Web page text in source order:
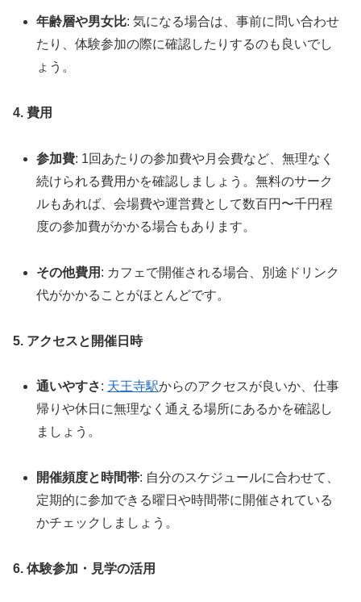
年齢層や男女比: 気になる場合は、事前に問い合わせ
たり、体験参加の際に確認したりするのも良いでし
ょう。
4. 費用
参加費: 1回あたりの参加費や月会費など、無理なく
続けられる費用かを確認しましょう。無料のサーク
ルもあれば、会場費や運営費として数百円〜千円程
度の参加費がかかる場合もあります。
その他費用 : カフェで開催される場合、別途ドリンク
代がかかることがほとんどです。
5. アクセスと開催日時
通いやすさ: 天王寺駅からのアクセスが良いか、仕事
帰りや休日に無理なく通える場所にあるかを確認し
ましょう。
開催頻度と時間帯: 自分のスケジュールに合わせて、
定期的に参加できる曜日や時間帯に開催されている
かチェックしましょう。
6. 体験参加・見学の活用